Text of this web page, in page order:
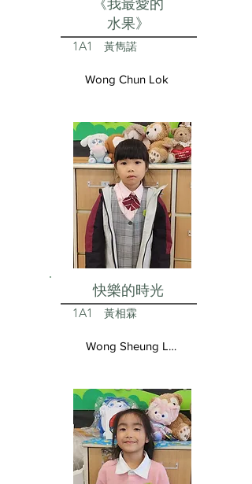
水果》
1A1 黃雋諾
Wong Chun Lok
快樂的時光
1A1 黃相霖
Wong Sheung Lam